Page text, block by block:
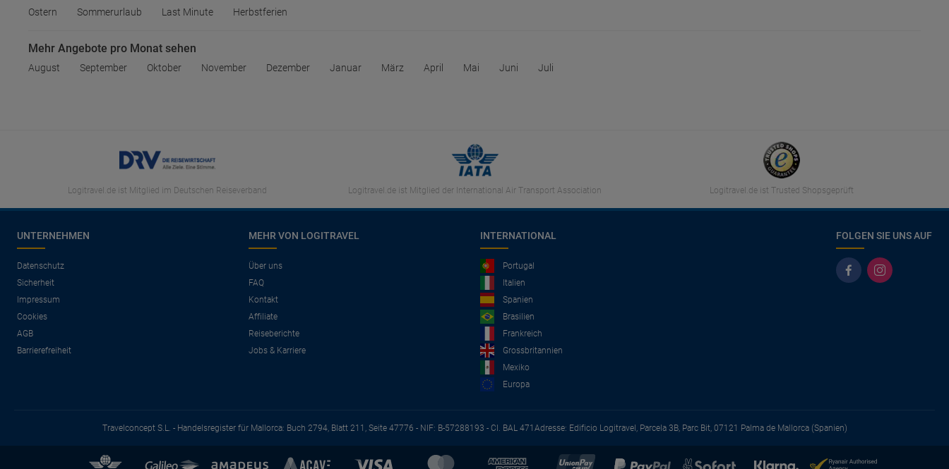
Ostern Sommerurlaub Last Minute Herbstferien
Mehr Angebote pro Monat sehen
August September Oktober November Dezember Januar März April Mai Juni Juli
Logitravel.de ist Mitglied im Deutschen Reiseverband Logitravel.de ist Mitglied der International Air Transport Association Logitravel.de ist Trusted Shopsgeprüft
UNTERNEHMEN
Datenschutz
Sicherheit
Impressum
Cookies
AGB
Barrierefreiheit
MEHR VON LOGITRAVEL
Über uns
FAQ
Kontakt
Affiliate
Reiseberichte
Jobs & Karriere
INTERNATIONAL
Portugal
Italien
Spanien
Brasilien
Frankreich
Grossbritannien
Mexiko
Europa
FOLGEN SIE UNS AUF
Travelconcept S.L. - Handelsregister für Mallorca: Buch 2794, Blatt 211, Seite 47776 - NIF: B-57288193 - CI. BAL 471 Adresse: Edificio Logitravel, Parcela 3B, Parc Bit, 07121 Palma de Mallorca (Spanien)